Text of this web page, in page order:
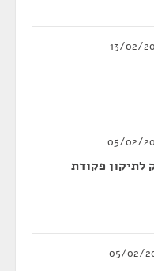
לתיקון פקודת